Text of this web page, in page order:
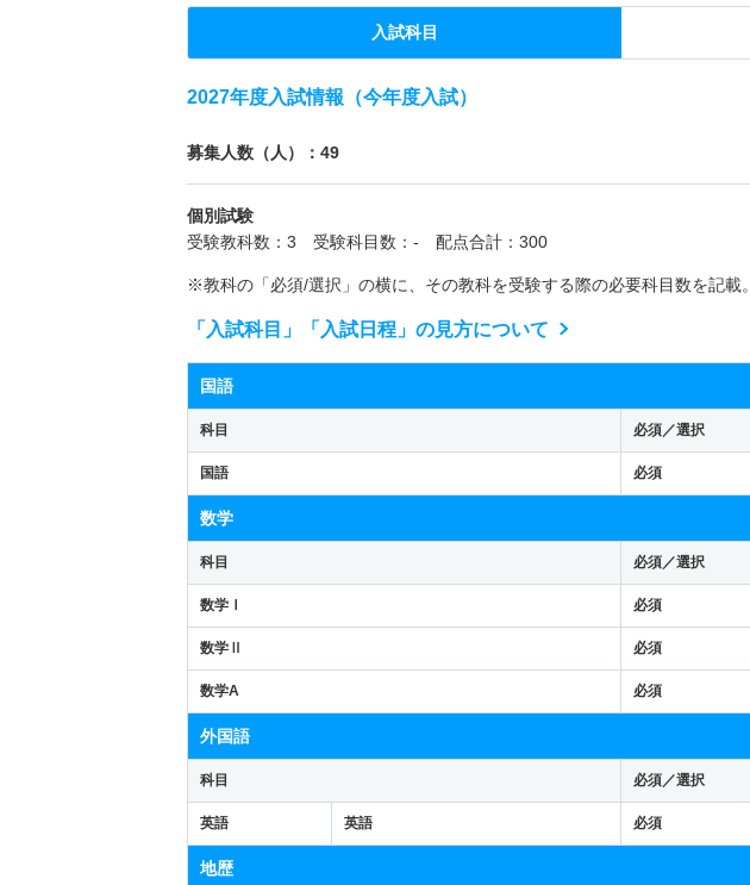
入試科目
2027年度入試情報（今年度入試）
募集人数（人）：49
個別試験
受験教科数：3 受験科目数：- 配点合計：300
※教科の「必須/選択」の横に、その教科を受験する際の必要科目数を記載。
「入試科目」「入試日程」の見方について
国語
科目 必須／選択
国語 必須
数学
科目 必須／選択
数学Ⅰ 必須
数学Ⅱ 必須
数学A 必須
外国語
科目 必須／選択
英語 英語 必須
地歴